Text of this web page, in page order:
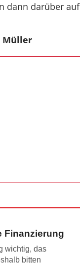
dann darüber auf
Müller
Finanzierung
wichtig, das
bitten